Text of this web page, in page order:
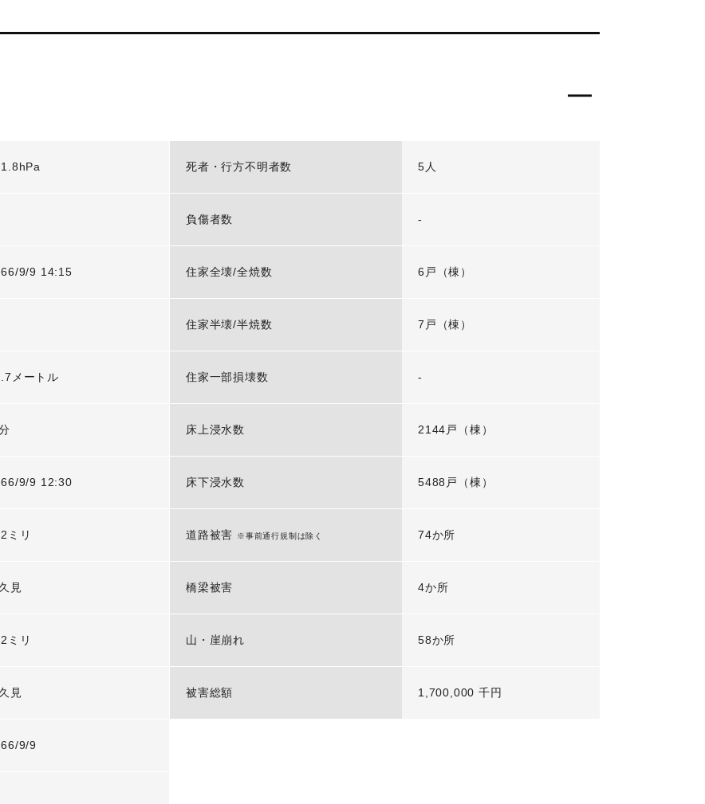
9/9 14:15
メートル
9/9 12:30
ミリ
見
ミリ
見
9/9
死者・行方不明者数 5人
負傷者数 -
住家全壊/全焼数 6戸（棟）
住家半壊/半焼数 7戸（棟）
住家一部損壊数 -
床上浸水数 2144戸（棟）
床下浸水数 5488戸（棟）
道路被害 ※事前通行規制は除く 74か所
橋梁被害 4か所
山・崖崩れ 58か所
被害総額 1,700,000 千円